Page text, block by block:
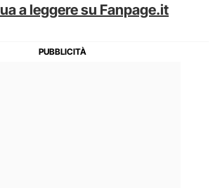
a leggere su Fanpage.it